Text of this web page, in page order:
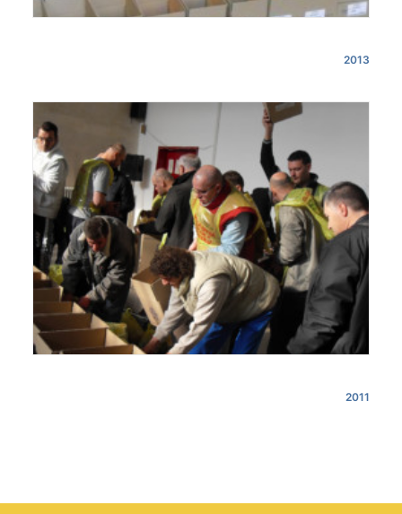
2013
2011